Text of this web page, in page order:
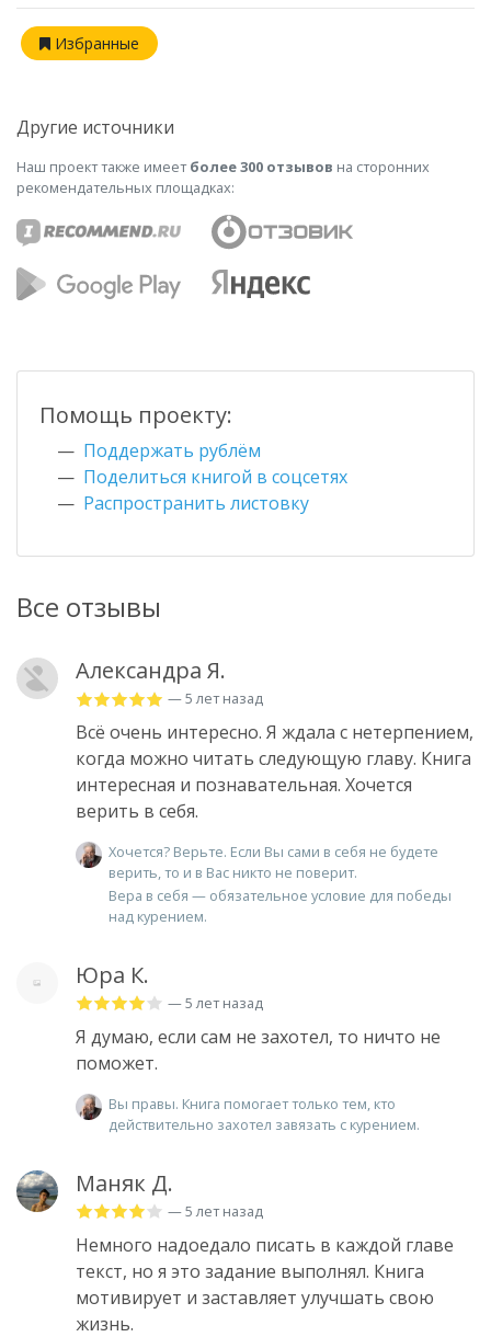
Все отзывы
Александра Я.
— 5 лет назад
Всё очень интересно. Я ждала с нетерпением,
когда можно читать следующую главу. Книга
интересная и познавательная. Хочется
верить в себя.
Хочется? Верьте. Если Вы сами в себя не будете
верить, то и в Вас никто не поверит.
Вера в себя — обязательное условие для победы
над курением.
Юра К.
— 5 лет назад
Я думаю, если сам не захотел, то ничто не
поможет.
Вы правы. Книга помогает только тем, кто
действительно захотел завязать с курением.
Маняк Д.
— 5 лет назад
Немного надоедало писать в каждой главе
текст, но я это задание выполнял. Книга
мотивирует и заставляет улучшать свою
жизнь.
Избранные
Другие источники
Наш проект также имеетболее 300 отзывов на сторонних
рекомендательных площадках:
Помощь проекту:
Поддержать рублём
Поделиться книгой в соцсетях
Распространить листовку